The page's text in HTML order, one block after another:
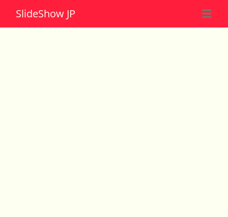
SlideShow JP ☰